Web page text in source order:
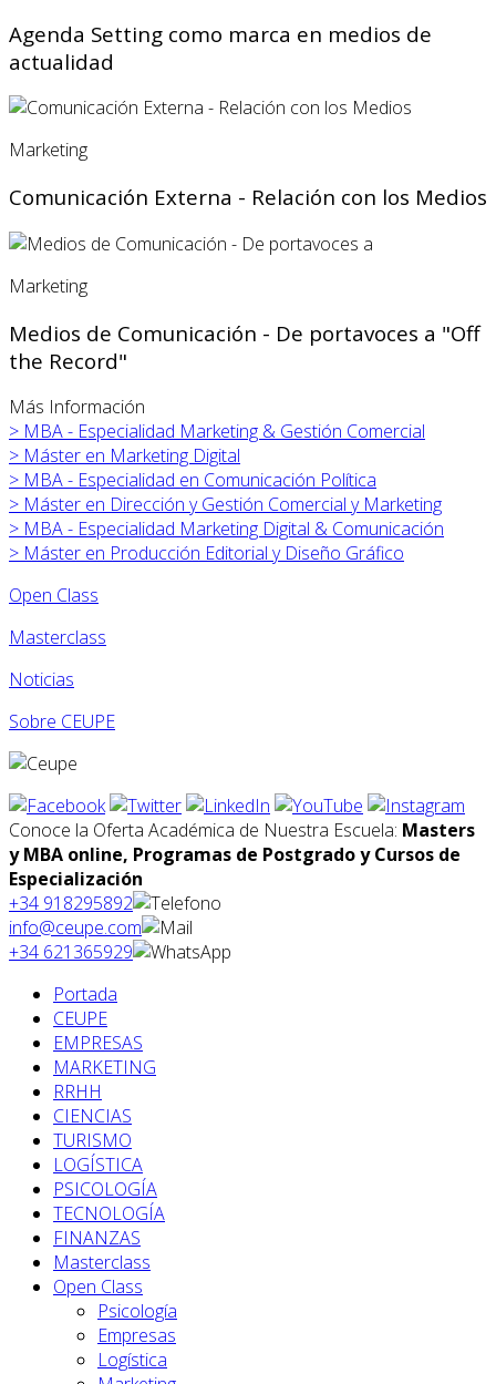
Agenda Setting como marca en medios de
actualidad
Marketing
Comunicación Externa - Relación con los Medios
Marketing
Medios de Comunicación - De portavoces a "Off
the Record"
Más Información
> MBA - Especialidad Marketing & Gestión Comercial
> Máster en Marketing Digital
> MBA - Especialidad en Comunicación Política
> Máster en Dirección y Gestión Comercial y Marketing
> MBA - Especialidad Marketing Digital & Comunicación
> Máster en Producción Editorial y Diseño Gráfico
Open Class
Masterclass
Noticias
Sobre CEUPE
Conoce la Oferta Académica de Nuestra Escuela: Masters
y MBA online, Programas de Postgrado y Cursos de
Especialización
+34 918295892
info@ceupe.com
+34 621365929
Portada
CEUPE
EMPRESAS
MARKETING
RRHH
CIENCIAS
TURISMO
LOGÍSTICA
PSICOLOGÍA
TECNOLOGÍA
FINANZAS
Masterclass
Open Class
Psicología
Empresas
Logística